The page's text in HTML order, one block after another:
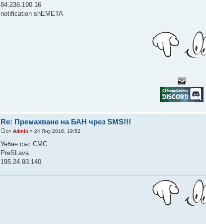
84.238.190.16
notification shEMETA
Re: Премахване на БАН чрез SMS!!!
отAdmin » 24 Яну 2016, 19:52
Унбан със СМС
PreSLava
195.24.93.140